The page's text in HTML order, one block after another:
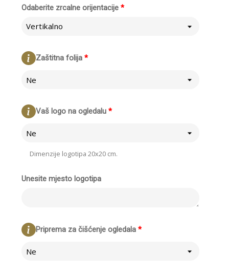
*
Odaberite zrcalne orijentacije
Vertikalno
*
Zaštitna folija
Ne
*
Vaš logo na ogledalu
Ne
Dimenzije logotipa 20x20 cm.
Unesite mjesto logotipa
*
Priprema za čišćenje ogledala
Ne